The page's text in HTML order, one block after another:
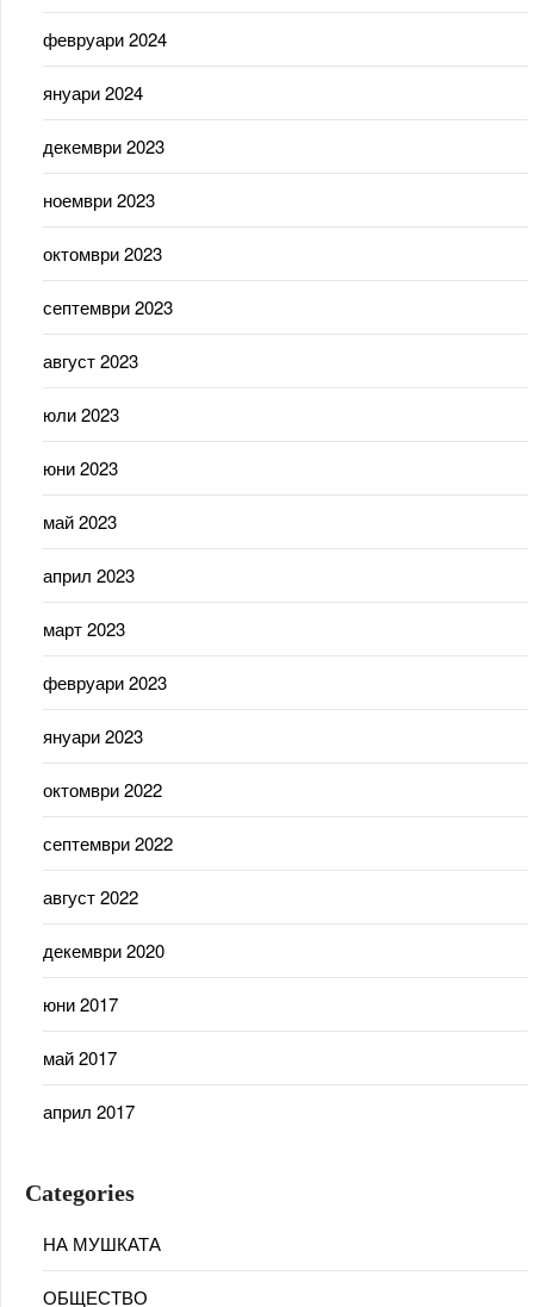
февруари 2024
януари 2024
декември 2023
ноември 2023
октомври 2023
септември 2023
август 2023
юли 2023
юни 2023
май 2023
април 2023
март 2023
февруари 2023
януари 2023
октомври 2022
септември 2022
август 2022
декември 2020
юни 2017
май 2017
април 2017
Categories
НА МУШКАТА
ОБЩЕСТВО